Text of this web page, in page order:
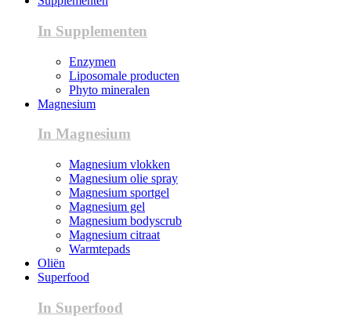
In Supplementen
Enzymen
Liposomale producten
Phyto mineralen
Magnesium
In Magnesium
Magnesium vlokken
Magnesium olie spray
Magnesium sportgel
Magnesium gel
Magnesium bodyscrub
Magnesium citraat
Warmtepads
Oliën
Superfood
In Superfood